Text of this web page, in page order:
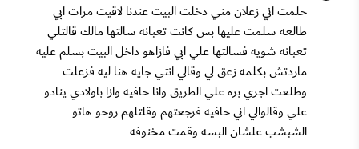
حلمت اني زعلان مني دخلت البيت عندنا لاقيت مرات ابي
طالعه سلمت عليها بس كانت تعبانه سالتها مالك قالتلي
تعبانه شويه فسالتها علي ابي فازاهو داخل البيت بسلم عليه
ماردتش بكلمه زعق لي وقالي انتي جايه هنا ليه فزعلت
وطلعت اجري بره علي الطريق وانا حافيه وازا باولادي ينادو
علي وقالوالي اني حافيه فرجعتهم وقلتلهم روحو هاتو
الشبشب علشان البسه وقمت مخنوفه